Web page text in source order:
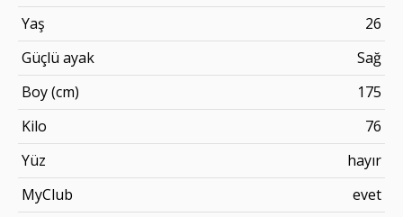
Yaş
26
Güçlü ayak
Sağ
Boy (cm)
175
Kilo
76
Yüz
hayır
MyClub
evet